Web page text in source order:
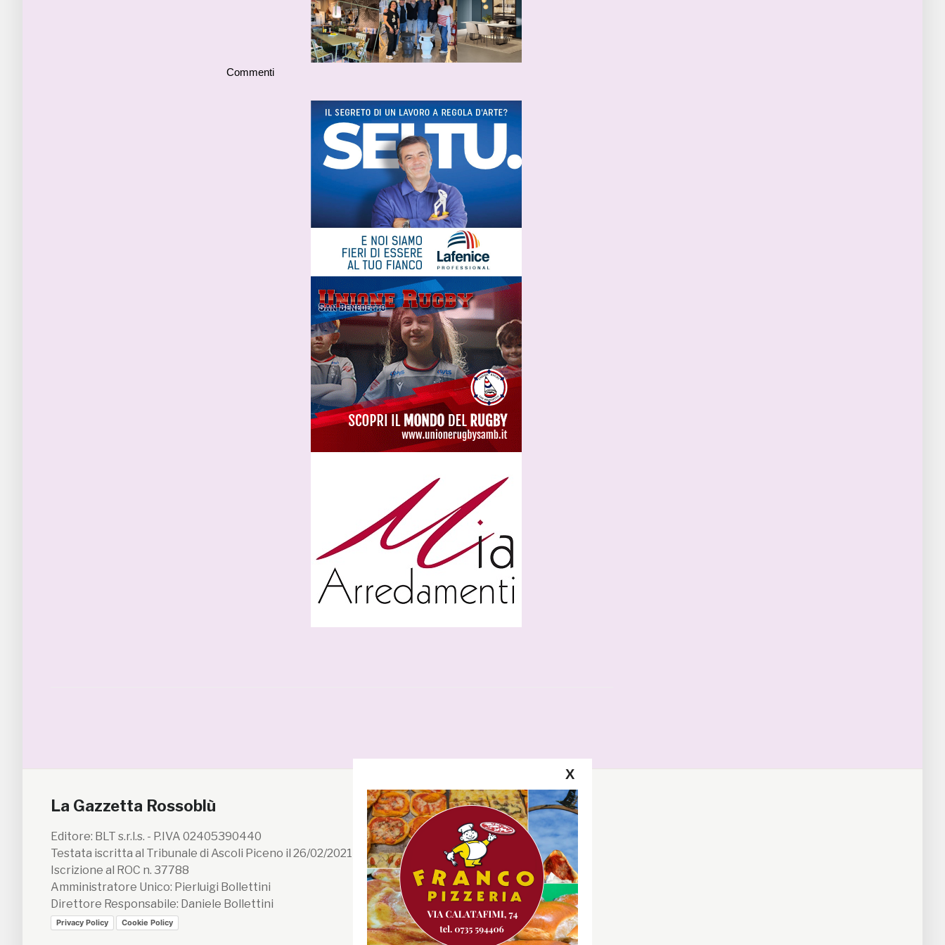
Commenti
La Gazzetta Rossoblù
Editore: BLT s.r.l.s. - P.IVA 02405390440
Testata iscritta al Tribunale di Ascoli Piceno il 26/02/2021 n. 199/2021
Iscrizione al ROC n. 37788
Amministratore Unico: Pierluigi Bollettini
Direttore Responsabile: Daniele Bollettini
Privacy Policy Cookie Policy
Segui la GRB
Facebook
Instagram
Twitter
X